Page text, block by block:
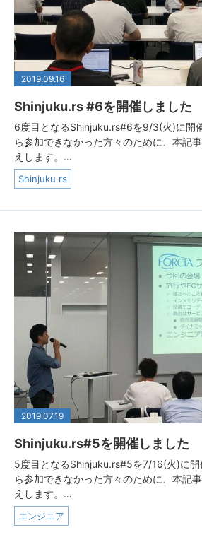
2019.09.16
Shinjuku.rs #6を開催しました
6度目となるShinjuku.rs#6を9/3(火)に開
ら参加できなかった方々のために、本記
えします。…
Shinjuku.rs
2019.07.19
Shinjuku.rs#5を開催しました
5度目となるShinjuku.rs#5を7/16(火)に
ら参加できなかった方々のために、本記
えします。…
エンジニア